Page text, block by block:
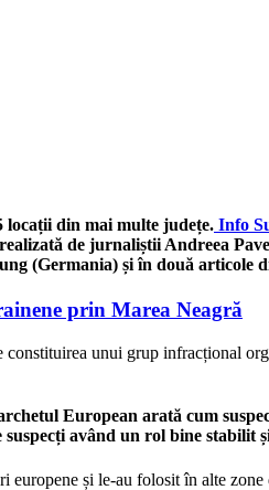
locații din mai multe județe. Info
de jurnaliștii Andreea
(Germania) și în două articole
prin Marea Neagră
unui grup infracțional
European arată cum
având un rol bine stabilit
și le-au folosit în alte